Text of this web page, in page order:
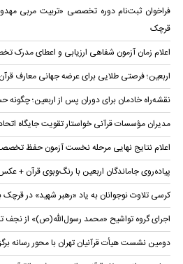
فراخوان ثبت‌نام دوره تخصصی «تربیت مربی
قرچک
اعلام زمان آزمون شفاهی ارزیابی و اعطای مدرک
اربعین؛ فرصتی طلایی برای عرضه جهانی معارف
نقشه‌راه خادمان برای دوران پس از اربعین؛ چگونه
مدیران مؤسسات قرآنی خواستار تقویت جایگاه
اعلام نتایج نهایی مرحله نخست آزمون حفظ
پیاده‌روی جاماندگان اربعین با رنگ‌وبوی قرآن +
کرسی تلاوت نوجوانان به یاد «رهبر شهید» در قرچک
اجرای گروه تواشیح «محمد رسول‌الله(ص)» از نجف تا
دومین نشست هیأت قرآنیان تهران با محور رسانه